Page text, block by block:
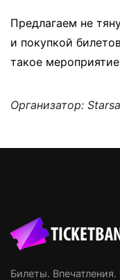
Предлагаем не
и покупкой
такое
Организатор:
Билеты.